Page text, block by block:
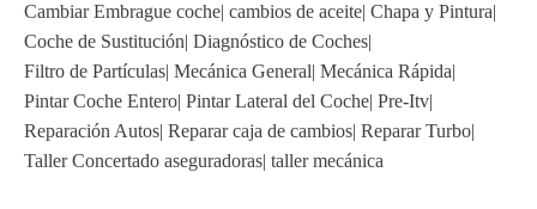
Cambiar Embrague coche| cambios de aceite| Chapa y Pintura|
Coche de Sustitución| Diagnóstico de Coches|
Filtro de Partículas| Mecánica General| Mecánica Rápida|
Pintar Coche Entero| Pintar Lateral del Coche| Pre-Itv|
Reparación Autos| Reparar caja de cambios| Reparar Turbo|
Taller Concertado aseguradoras| taller mecánica